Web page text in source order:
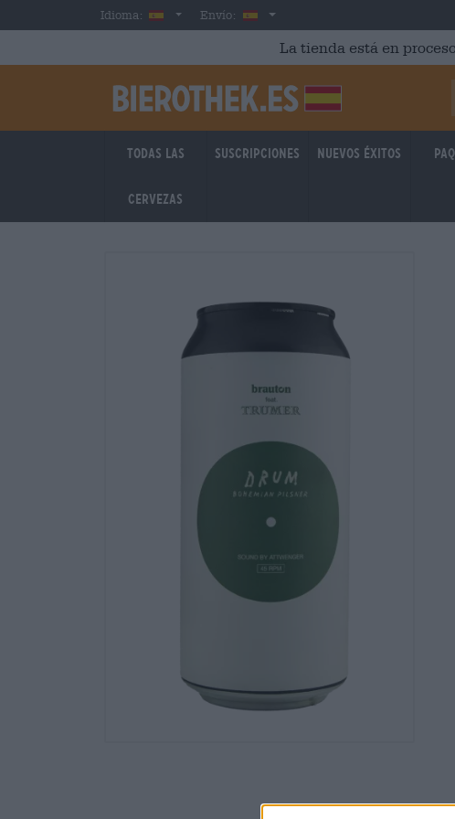
Skip to main contentIdioma: SpanishEnvío: España
La tienda está en
Todas las
cervezas
Suscripciones Nuevos éxitos